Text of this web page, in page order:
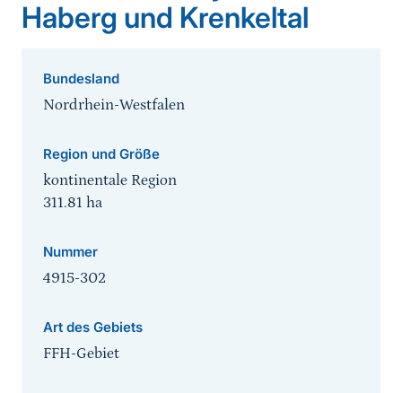
Haberg und Krenkeltal
Bundesland
Nordrhein-Westfalen
Region und Größe
kontinentale Region
311.81 ha
Nummer
4915-302
Art des Gebiets
FFH-Gebiet